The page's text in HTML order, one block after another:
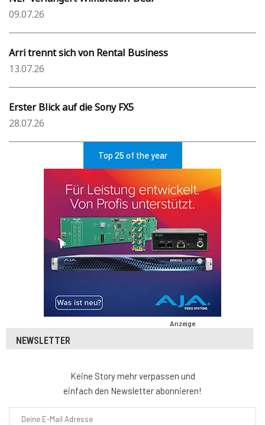
09.07.26
Arri trennt sich von Rental Business
13.07.26
Erster Blick auf die Sony FX5
28.07.26
Top 25 of the year
Anzeige
NEWSLETTER
Keine Story mehr verpassen und
einfach den Newsletter abonnieren!